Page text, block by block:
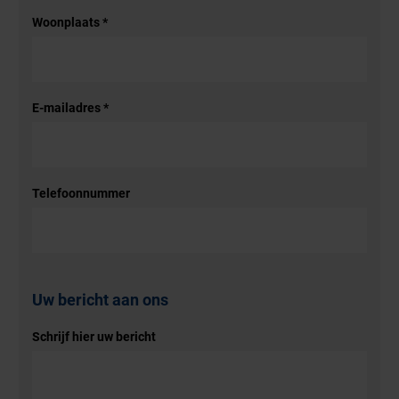
Woonplaats*
E-mailadres*
Telefoonnummer
Uw bericht aan ons
Schrijf hier uw bericht